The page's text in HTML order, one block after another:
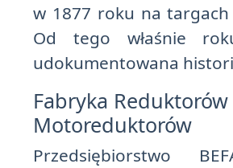
w 1877 roku na targach
Od tego właśnie
udokumentowana
Fabryka Reduktorów
Motoreduktorów
Przedsiębiorstwo